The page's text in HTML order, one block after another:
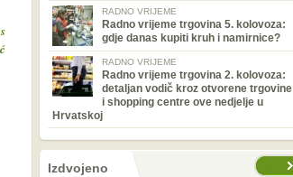
RADNO VRIJEME
Radno vrijeme trgovina 5. kolovoza:
gdje danas kupiti kruh i namirnice?
RADNO VRIJEME
Radno vrijeme trgovina 2. kolovoza:
detaljan vodič kroz otvorene trgovine
i shopping centre ove nedjelje u
Hrvatskoj
prethodne stranice
sljedećeIzdvojeno